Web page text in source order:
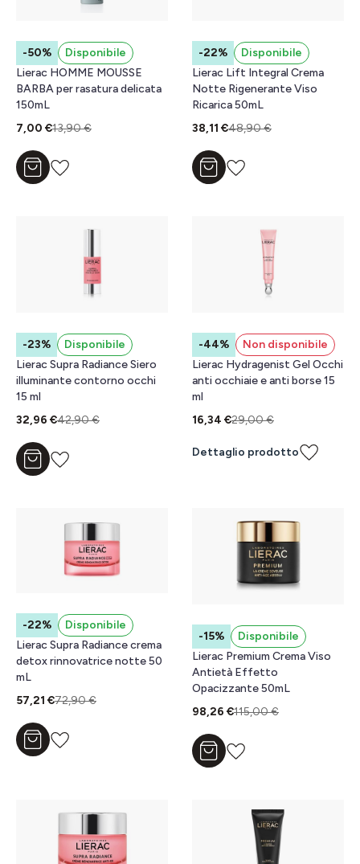
-50%
Disponibile
Lierac HOMME MOUSSE
BARBA per rasatura delicata
150mL
7,00 €13,90 €
Aggiungi al carrello
-22%
Disponibile
Lierac Lift Integral Crema
Notte Rigenerante Viso
Ricarica 50mL
38,11 €48,90 €
Aggiungi al carrello
-23%
Disponibile
Lierac Supra Radiance Siero
illuminante contorno occhi
15 ml
32,96 €42,90 €
Aggiungi al carrello
-44%
Non disponibile
Lierac Hydragenist Gel Occhi
anti occhiaie e anti borse 15
ml
16,34 €29,00 €
Dettaglio prodotto
-22%
Disponibile
Lierac Supra Radiance crema
detox rinnovatrice notte 50
mL
57,21 €72,90 €
Aggiungi al carrello
-15%
Disponibile
Lierac Premium Crema Viso
Antietà Effetto
Opacizzante 50mL
98,26 €115,00 €
Aggiungi al carrello